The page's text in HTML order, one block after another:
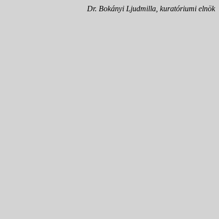
Dr. Bokányi Ljudmilla, kuratóriumi elnök